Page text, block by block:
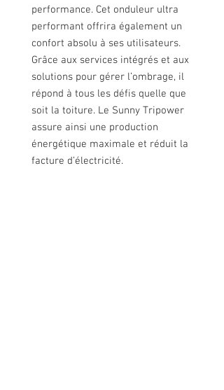
performance. Cet onduleur ultra
performant offrira également un
confort absolu à ses utilisateurs.
Grâce aux services intégrés et aux
solutions pour gérer l’ombrage, il
répond à tous les défis quelle que
soit la toiture. Le Sunny Tripower
assure ainsi une production
énergétique maximale et réduit la
facture d’électricité.